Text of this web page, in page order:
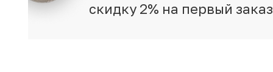
скидку 2% на первый заказ